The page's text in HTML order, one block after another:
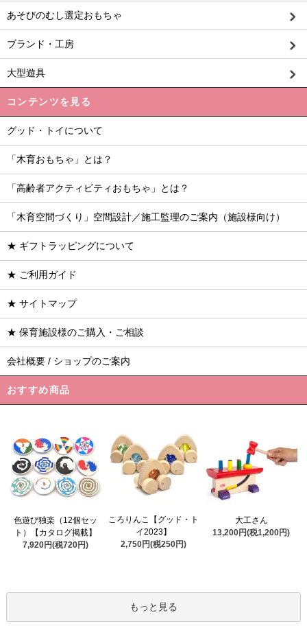
あそびのむし選定おもちゃ
ブランド・工房
大型遊具
コンテンツを見る
グッド・トイについて
「木育おもちゃ」とは？
「高齢者アクティビティおもちゃ」とは？
「木育空間づくり」空間設計／施工監理のご案内（施設様向け）
★ ギフトラッピングについて
★ ご利用ガイド
★ サイトマップ
★ 保育施設様のご購入・ご相談
会社概要 / ショップのご案内
おすすめ商品
色遊び独楽（12個セッ
ト）【カタログ掲載】
7,920円(税720円)
ころりんこ【グッド・ト
イ2023】
2,750円(税250円)
大工さん
13,200円(税1,200円)
もっと見る